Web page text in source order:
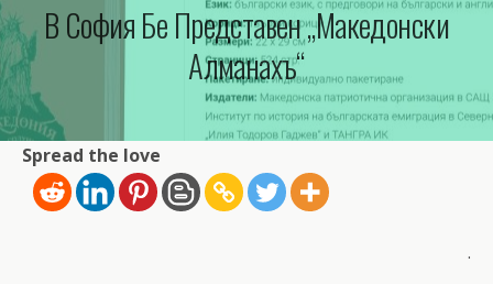
В София Бе Представен „Македонски
Алманахъ“
Spread the love
.